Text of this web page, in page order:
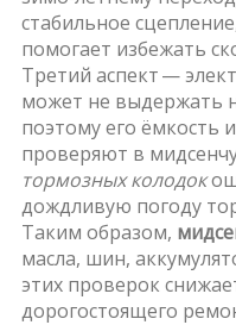
стабильное
помогает избежать
Третий аспект —
может не выдержать
поэтому его ёмкость
проверяют в
тормозных колодок
дождливую погоду
Таким образом,
масла, шин,
этих проверок
дорогостоящего